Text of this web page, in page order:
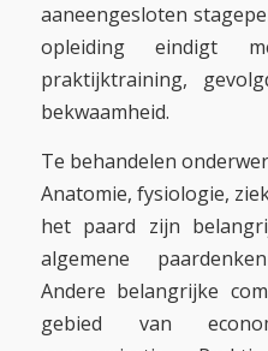
aaneengesloten
opleiding eindigt
praktijktraining,
bekwaamheid.
Te behandelen
Anatomie, fysiologie,
het paard zijn
algemene
Andere belangrijke
gebied van